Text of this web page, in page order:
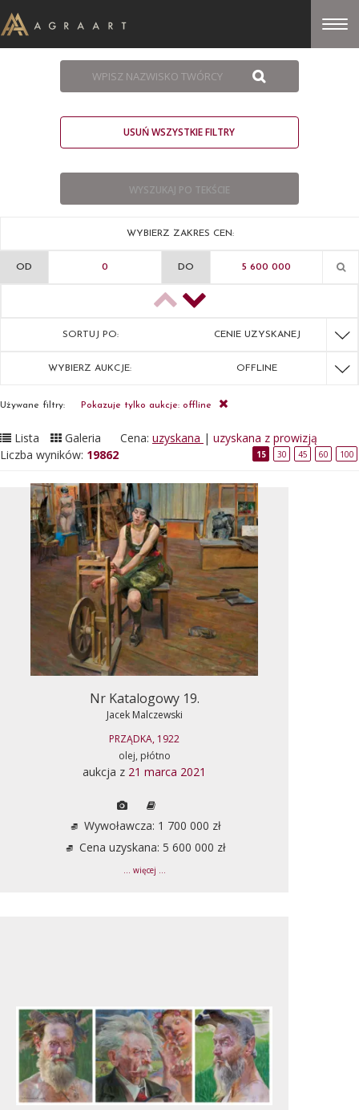
USUŃ WSZYSTKIE FILTRY
WYBIERZ ZAKRES CEN:
OD DO
SORTUJ PO: CENIE UZYSKANEJ
WYBIERZ AUKCJE: OFFLINE
Używane filtry: Pokazuje tylko aukcje: offline
Lista Galeria Cena: uzyskana | uzyskana z prowizją
Liczba wyników: 19862 15 30 45 60 100
Nr Katalogowy 19.
Jacek Malczewski
PRZĄDKA, 1922
olej, płótno
aukcja z 21 marca 2021
Wywoławcza: 1 700 000 zł
Cena uzyskana: 5 600 000 zł
... więcej ...